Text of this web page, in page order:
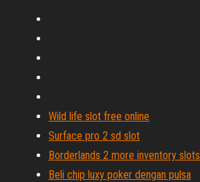
Wild life slot free online
Surface pro 2 sd slot
Borderlands 2 more inventory slots
Beli chip luxy poker dengan pulsa